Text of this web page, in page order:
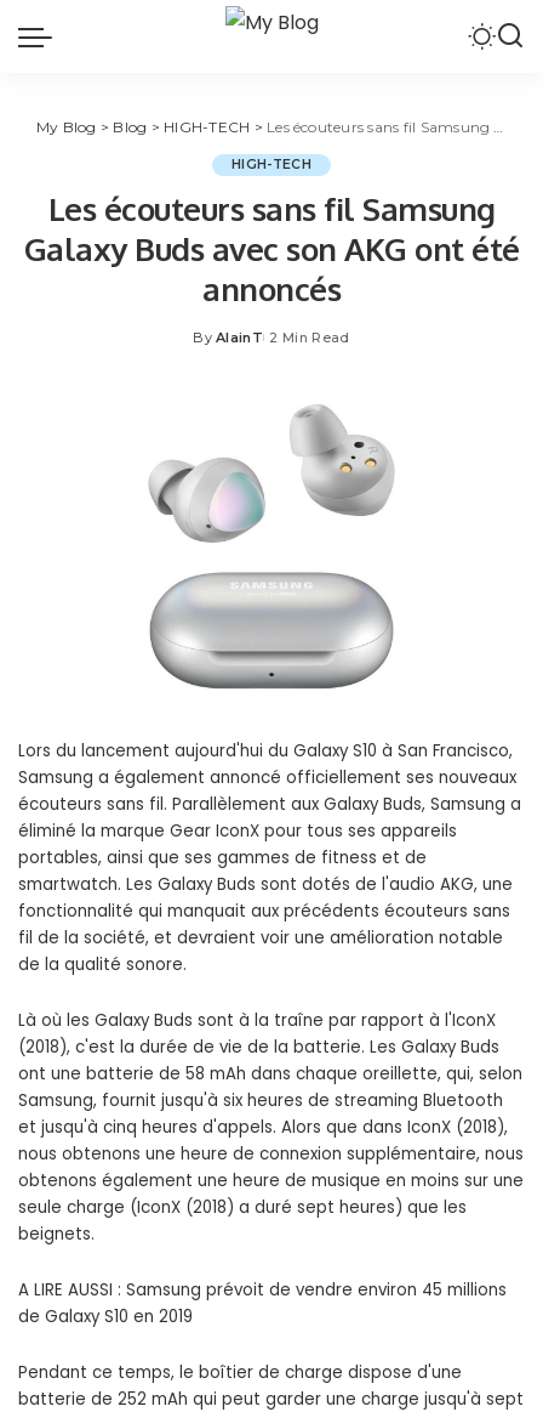
My Blog > Blog > HIGH-TECH > Les écouteurs sans fil Samsung Galaxy Buds avec son AKG ont été annoncés
HIGH-TECH
Les écouteurs sans fil Samsung
Galaxy Buds avec son AKG ont été
annoncés
Posted
By AlainT 2 Min Read
Lors du lancement aujourd'hui du Galaxy S10 à San Francisco,
Samsung a également annoncé officiellement ses nouveaux
écouteurs sans fil. Parallèlement aux Galaxy Buds, Samsung a
éliminé la marque Gear IconX pour tous ses appareils
portables, ainsi que ses gammes de fitness et de
smartwatch. Les Galaxy Buds sont dotés de l'audio AKG, une
fonctionnalité qui manquait aux précédents écouteurs sans
fil de la société, et devraient voir une amélioration notable
de la qualité sonore.
Là où les Galaxy Buds sont à la traîne par rapport à l'IconX
(2018), c'est la durée de vie de la batterie. Les Galaxy Buds
ont une batterie de 58 mAh dans chaque oreillette, qui, selon
Samsung, fournit jusqu'à six heures de streaming Bluetooth
et jusqu'à cinq heures d'appels. Alors que dans IconX (2018),
nous obtenons une heure de connexion supplémentaire, nous
obtenons également une heure de musique en moins sur une
seule charge (IconX (2018) a duré sept heures) que les
beignets.
A LIRE AUSSI : Samsung prévoit de vendre environ 45 millions
de Galaxy S10 en 2019
Pendant ce temps, le boîtier de charge dispose d'une
batterie de 252 mAh qui peut garder une charge jusqu'à sept